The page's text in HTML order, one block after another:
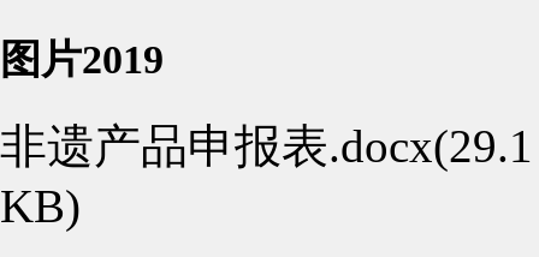
图片2019
非遗产品申报表
KB)